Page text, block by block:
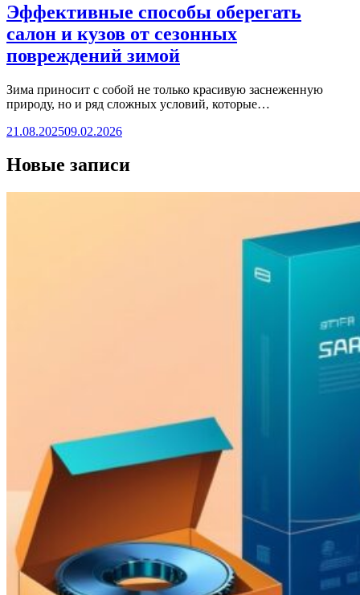
Эффективные способы оберегать
салон и кузов от сезонных
повреждений зимой
Зима приносит с собой не только красивую заснеженную
природу, но и ряд сложных условий, которые…
21.08.202509.02.2026
Новые записи